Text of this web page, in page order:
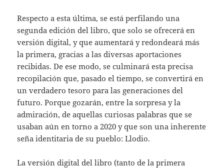
Respecto a esta última, se está perfilando una
segunda edición del libro, que solo se ofrecerá en
versión digital, y que aumentará y redondeará más
la primera, gracias a las diversas aportaciones
recibidas. De ese modo, se culminará esta precisa
recopilación que, pasado el tiempo, se convertirá en
un verdadero tesoro para las generaciones del
futuro. Porque gozarán, entre la sorpresa y la
admiración, de aquellas curiosas palabras que se
usaban aún en torno a 2020 y que son una inherente
seña identitaria de su pueblo: Llodio.
La versión digital del libro (tanto de la primera